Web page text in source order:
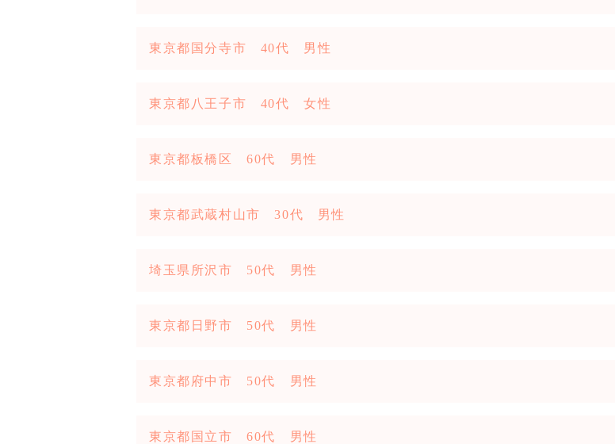
東京都国分寺市 40代 男性
東京都八王子市 40代 女性
東京都板橋区 60代 男性
東京都武蔵村山市 30代 男性
埼玉県所沢市 50代 男性
東京都日野市 50代 男性
東京都府中市 50代 男性
東京都国立市 60代 男性